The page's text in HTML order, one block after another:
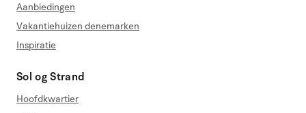
Aanbiedingen
Vakantiehuizen denemarken
Inspiratie
Sol og Strand
Hoofdkwartier